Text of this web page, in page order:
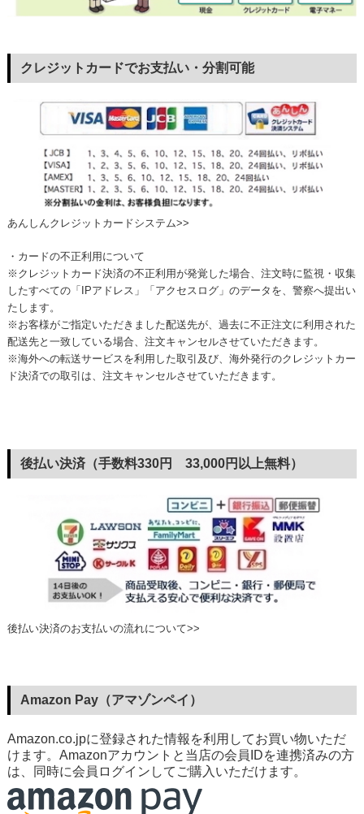
クレジットカードでお支払い・分割可能
あんしんクレジットカードシステム>>
・カードの不正利用について
※クレジットカード決済の不正利用が発覚した場合、注文時に監視・収集
したすべての「IPアドレス」「アクセスログ」のデータを、警察へ提出い
たします。
※お客様がご指定いただきました配送先が、過去に不正注文に利用された
配送先と一致している場合、注文キャンセルさせていただきます。
※海外への転送サービスを利用した取引及び、海外発行のクレジットカー
ド決済での取引は、注文キャンセルさせていただきます。
後払い決済（手数料330円 33,000円以上無料）
後払い決済のお支払いの流れについて>>
Amazon Pay（アマゾンペイ）
Amazon.co.jpに登録された情報を利用してお買い物いただ
けます。Amazonアカウントと当店の会員IDを連携済みの方
は、同時に会員ログインしてご購入いただけます。